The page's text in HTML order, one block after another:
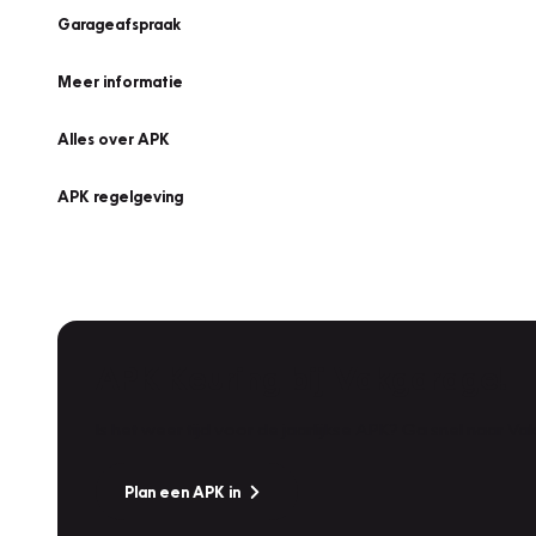
Garageafspraak
Meer informatie
Alles over APK
APK regelgeving
Plan een APK in